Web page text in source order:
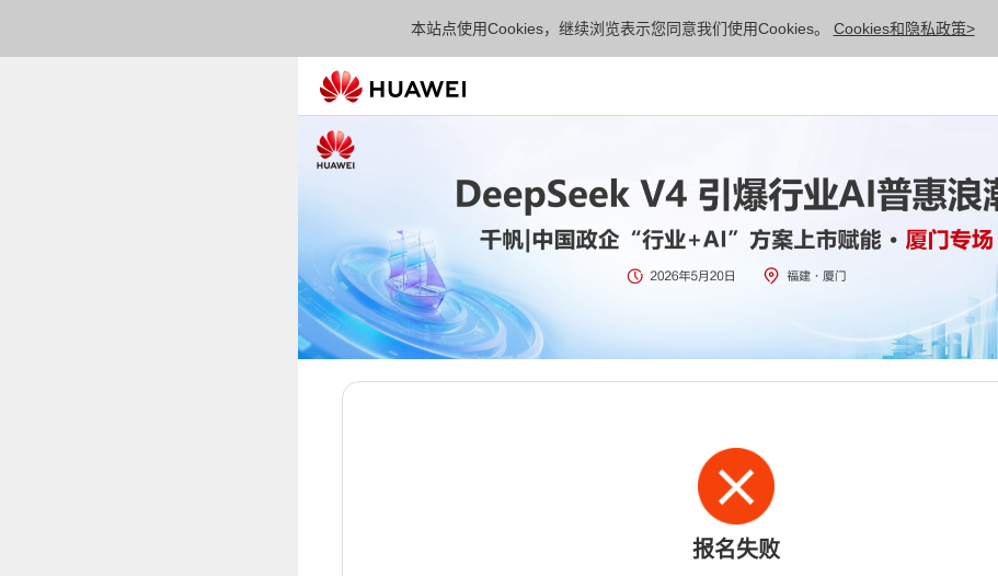
本站点使用Cookies，继续浏览表示您同意我们使用Cookies。 Cookies和隐私政策>
报名失败